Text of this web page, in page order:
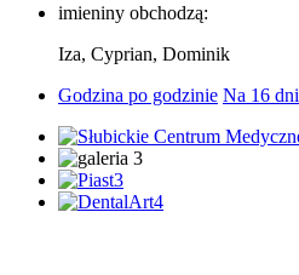
imieniny obchodzą:
Iza, Cyprian, Dominik
Godzina po godzinie Na 16 dni